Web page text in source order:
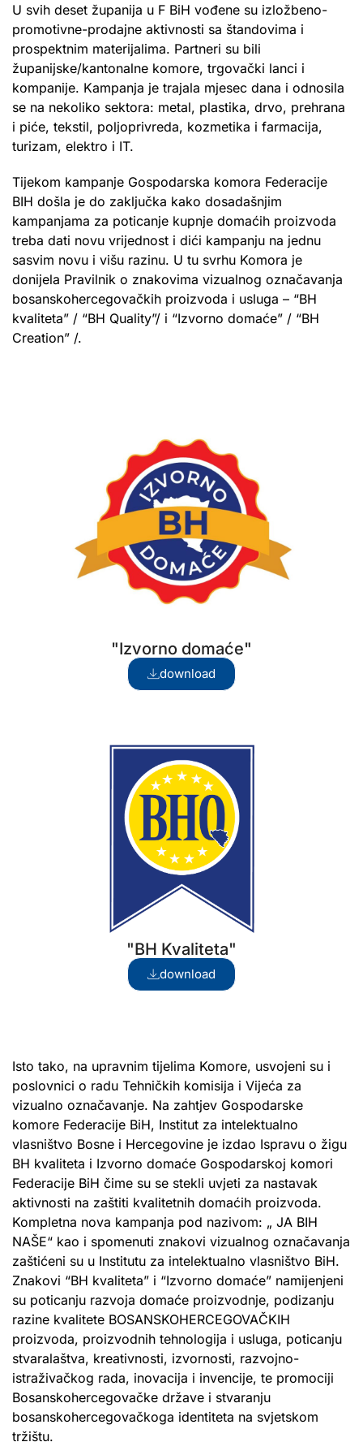
U svih deset županija u F BiH vođene su izložbeno-
promotivne-prodajne aktivnosti sa štandovima i
prospektnim materijalima. Partneri su bili
županijske/kantonalne komore, trgovački lanci i
kompanije. Kampanja je trajala mjesec dana i odnosila
se na nekoliko sektora: metal, plastika, drvo, prehrana
i piće, tekstil, poljoprivreda, kozmetika i farmacija,
turizam, elektro i IT.
Tijekom kampanje Gospodarska komora Federacije
BIH došla je do zaključka kako dosadašnjim
kampanjama za poticanje kupnje domaćih proizvoda
treba dati novu vrijednost i dići kampanju na jednu
sasvim novu i višu razinu. U tu svrhu Komora je
donijela Pravilnik o znakovima vizualnog označavanja
bosanskohercegovačkih proizvoda i usluga – “BH
kvaliteta” / “BH Quality”/ i “Izvorno domaće” / “BH
Creation” /.
"Izvorno domaće"
download
"BH Kvaliteta"
download
Isto tako, na upravnim tijelima Komore, usvojeni su i
poslovnici o radu Tehničkih komisija i Vijeća za
vizualno označavanje. Na zahtjev Gospodarske
komore Federacije BiH, Institut za intelektualno
vlasništvo Bosne i Hercegovine je izdao Ispravu o žigu
BH kvaliteta i Izvorno domaće Gospodarskoj komori
Federacije BiH čime su se stekli uvjeti za nastavak
aktivnosti na zaštiti kvalitetnih domaćih proizvoda.
Kompletna nova kampanja pod nazivom: „ JA BIH
NAŠE“ kao i spomenuti znakovi vizualnog označavanja
zaštićeni su u Institutu za intelektualno vlasništvo BiH.
Znakovi “BH kvaliteta” i “Izvorno domaće” namijenjeni
su poticanju razvoja domaće proizvodnje, podizanju
razine kvalitete BOSANSKOHERCEGOVAČKIH
proizvoda, proizvodnih tehnologija i usluga, poticanju
stvaralaštva, kreativnosti, izvornosti, razvojno-
istraživačkog rada, inovacija i invencije, te promociji
Bosanskohercegovačke države i stvaranju
bosanskohercegovačkoga identiteta na svjetskom
tržištu.